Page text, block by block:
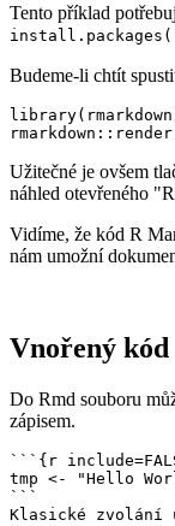
Tento příklad
Budeme-li chtít
Užitečné je ovšem
náhled otevřeného
Vidíme, že kód R
nám umožní
Vnořený kód
Do Rmd souboru
zápisem.
```{r
tmp <- "Hello
```
Klasické zvolání